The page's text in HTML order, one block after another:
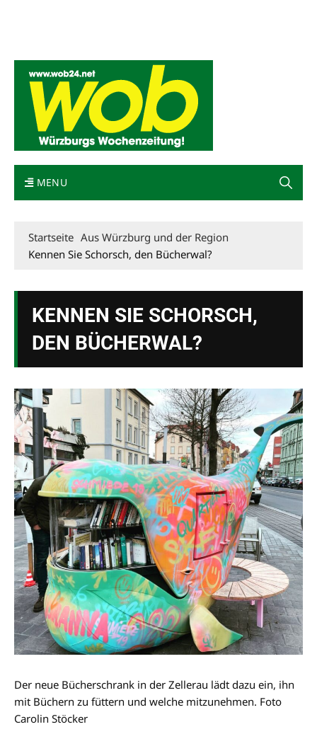
MENU
Startseite Aus Würzburg und der Region
Kennen Sie Schorsch, den Bücherwal?
KENNEN SIE SCHORSCH,
DEN BÜCHERWAL?
Der neue Bücherschrank in der Zellerau lädt dazu ein, ihn
mit Büchern zu füttern und welche mitzunehmen. Foto
Carolin Stöcker